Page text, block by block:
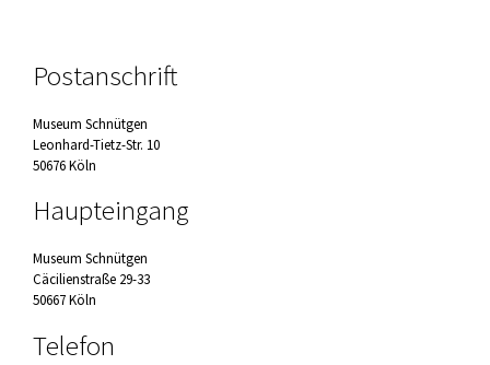
Postanschrift
Museum Schnütgen
Leonhard-Tietz-Str. 10
50676 Köln
Haupteingang
Museum Schnütgen
Cäcilienstraße 29-33
50667 Köln
Telefon